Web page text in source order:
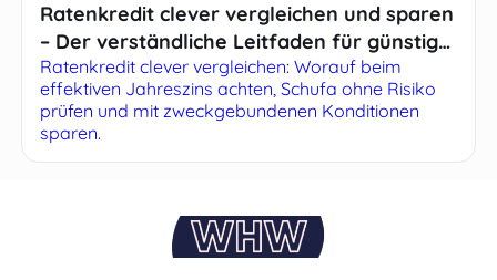
Ratenkredit clever vergleichen und sparen
– Der verständliche Leitfaden für günstige
Zinsen
Ratenkredit clever vergleichen: Worauf beim
effektiven Jahreszins achten, Schufa ohne Risiko
prüfen und mit zweckgebundenen Konditionen
sparen.